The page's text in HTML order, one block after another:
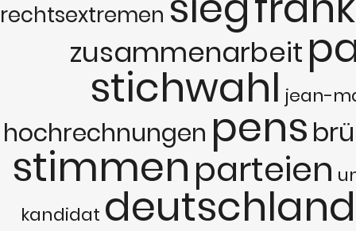
rechtsextremen
zusammenarbeit
stichwahl jean-
hochrechnungen pens
stimmenparteien
kandidat deutschland